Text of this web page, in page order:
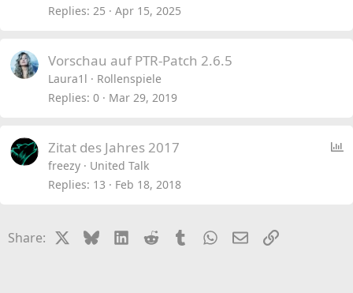
Replies 25 Apr 15, 2025
Vorschau auf PTR-Patch 2.6.5
Laura1l
Rollenspiele
Replies 0 Mar 29, 2019
P
Zitat des Jahres 2017
freezy
United Talk
Replies 13 Feb 18, 2018
Share: BlueskyLinkedIn
Reddit TumblrWhatsApp
EmailLink